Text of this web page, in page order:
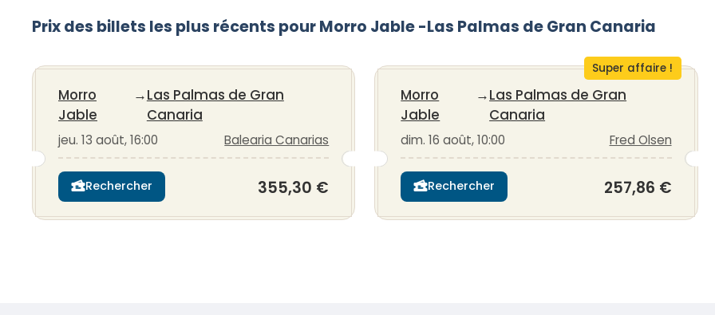
Prix des billets les plus récents pour Morro Jable -Las Palmas de Gran Canaria
Morro
Jable
→Las Palmas de Gran
Canaria
jeu. 13 août, 16:00 Balearia Canarias
Rechercher 355,30 €
Super affaire !
Morro
Jable
→Las Palmas de Gran
Canaria
dim. 16 août, 10:00 Fred Olsen
Rechercher 257,86 €